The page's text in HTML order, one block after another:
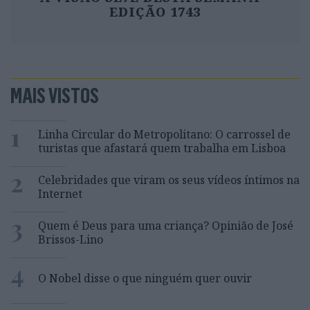
EDIÇÃO 1743
MAIS VISTOS
1
Linha Circular do Metropolitano: O carrossel de
turistas que afastará quem trabalha em Lisboa
2
Celebridades que viram os seus vídeos íntimos na
Internet
3
Quem é Deus para uma criança? Opinião de José
Brissos-Lino
4 O Nobel disse o que ninguém quer ouvir